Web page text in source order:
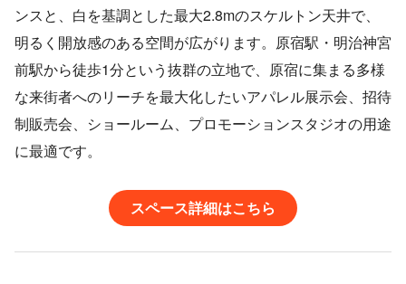
ンスと、白を基調とした最大2.8mのスケルトン天井で、
明るく開放感のある空間が広がります。原宿駅・明治神宮
前駅から徒歩1分という抜群の立地で、原宿に集まる多様
な来街者へのリーチを最大化したいアパレル展示会、招待
制販売会、ショールーム、プロモーションスタジオの用途
に最適です。
スペース詳細はこちら